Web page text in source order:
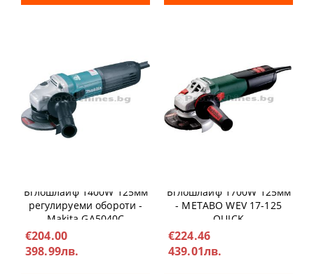
Ъглошлайф 1400W 125мм
регулируеми обороти -
Makita GA5040C
€204.00
398.99лв.
Ъглошлайф 1700W 125мм
- METABO WEV 17-125
QUICK
€224.46
439.01лв.